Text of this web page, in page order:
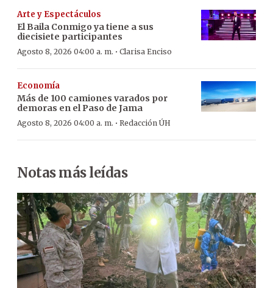
Arte y Espectáculos
El Baila Conmigo ya tiene a sus
diecisiete participantes
Agosto 8, 2026 04:00 a. m. · Clarisa Enciso
Economía
Más de 100 camiones varados por
demoras en el Paso de Jama
Agosto 8, 2026 04:00 a. m. · Redacción ÚH
Notas más leídas